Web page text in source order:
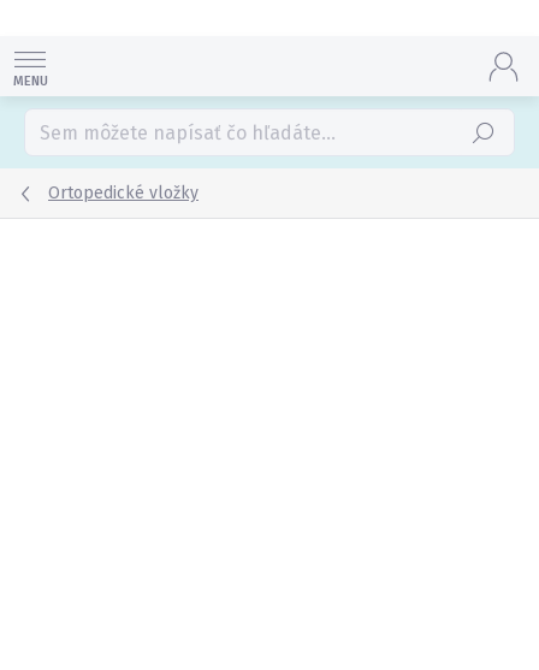
obsah
Hľadať
Ortopedické vložky